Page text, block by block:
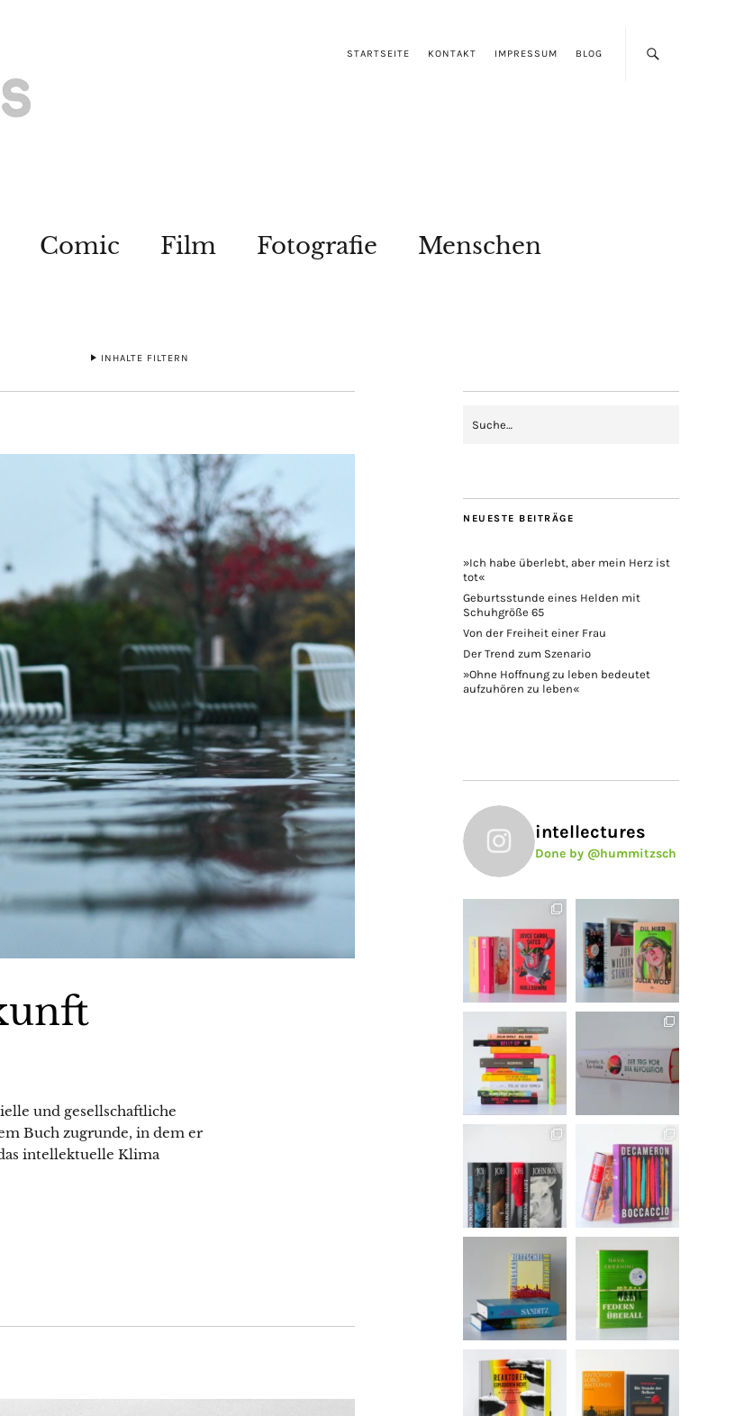
STARTSEITE KONTAKT IMPRESSUM BLOG
Comic Film Fotografie Menschen
INHALTE FILTERN
und gesellschaftliche
Buch zugrunde, in dem er
intellektuelle Klima
NEUESTE BEITRÄGE
»Ich habe überlebt, aber mein Herz ist
tot«
Geburtsstunde eines Helden mit
Schuhgröße 65
Von der Freiheit einer Frau
Der Trend zum Szenario
»Ohne Hoffnung zu leben bedeutet
aufzuhören zu leben«
intellectures
Done by @hummitzsch